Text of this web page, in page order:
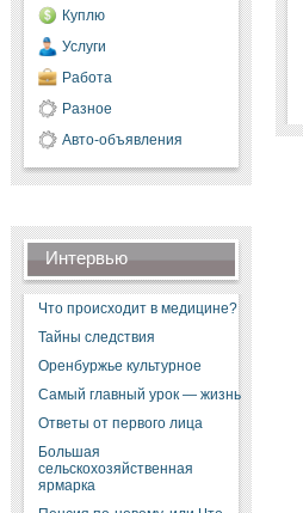
Куплю
Услуги
Работа
Разное
Авто-объявления
Интервью
Что происходит в медицине?
Тайны следствия
Оренбуржье культурное
Самый главный урок — жизнь
Ответы от первого лица
Большая
сельскохозяйственная
ярмарка